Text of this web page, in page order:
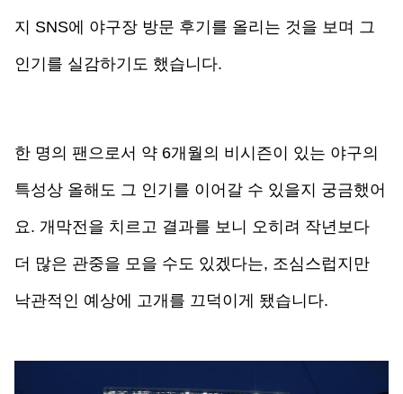
지 SNS에 야구장 방문 후기를 올리는 것을 보며 그
인기를 실감하기도 했습니다.
한 명의 팬으로서 약 6개월의 비시즌이 있는 야구의
특성상 올해도 그 인기를 이어갈 수 있을지 궁금했어
요. 개막전을 치르고 결과를 보니 오히려 작년보다
더 많은 관중을 모을 수도 있겠다는, 조심스럽지만
낙관적인 예상에 고개를 끄덕이게 됐습니다.